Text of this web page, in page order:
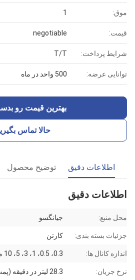
موق: 1
قیمت: negotiable
شرایط پرداخت: T/T
توانایی عرضه: 500 واحد در ماه
بهترین قیمت رو
حالا تماس
اطلاعات دقیق توضیح محصول
اطلاعات دقیق
محل منبع: جیانگسو
جزئیات بسته بندی: کارتن
اندازه کانال ها: 0.3، 0.5، 1، 3، 5، 10 میکرومتر
نرخ جریان: 28.3 لیتر در دقیقه (پمپ وارداتی)